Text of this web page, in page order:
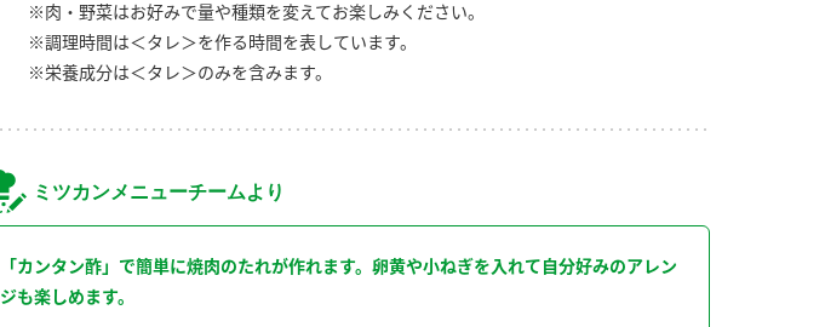
※肉・野菜はお好みで量や種類を変えてお楽しみください。
※調理時間は＜タレ＞を作る時間を表しています。
※栄養成分は＜タレ＞のみを含みます。
ミツカンメニューチームより
「カンタン酢」で簡単に焼肉のたれが作れます。卵黄や小ねぎを入れて自分好みのアレン
ジも楽しめます。